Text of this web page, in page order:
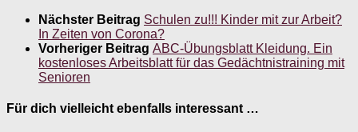
Nächster Beitrag Schulen zu!!! Kinder mit zur Arbeit?
In Zeiten von Corona?
Vorheriger Beitrag ABC-Übungsblatt Kleidung. Ein
kostenloses Arbeitsblatt für das Gedächtnistraining mit
Senioren
Für dich vielleicht ebenfalls interessant …